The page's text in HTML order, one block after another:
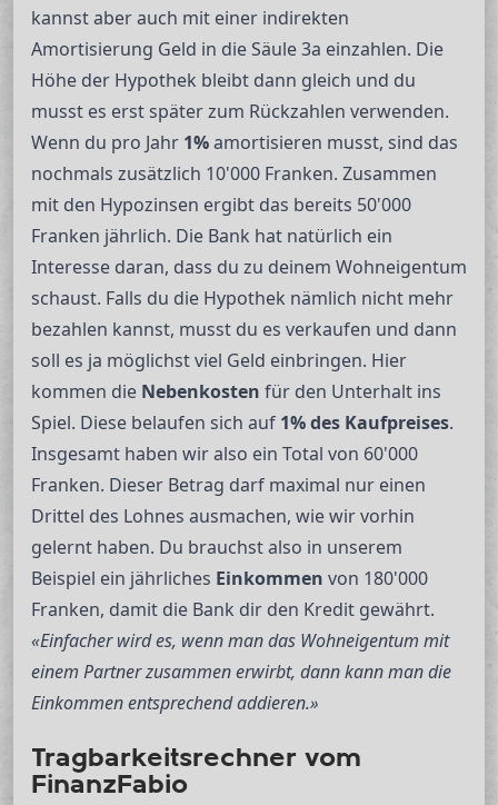
kannst aber auch mit einer indirekten
Amortisierung Geld in die Säule 3a einzahlen. Die
Höhe der Hypothek bleibt dann gleich und du
musst es erst später zum Rückzahlen verwenden.
Wenn du pro Jahr 1%amortisieren musst, sind das
nochmals zusätzlich 10'000 Franken. Zusammen
mit den Hypozinsen ergibt das bereits 50'000
Franken jährlich. Die Bank hat natürlich ein
Interesse daran, dass du zu deinem Wohneigentum
schaust. Falls du die Hypothek nämlich nicht mehr
bezahlen kannst, musst du es verkaufen und dann
soll es ja möglichst viel Geld einbringen. Hier
kommen die Nebenkosten für den Unterhalt ins
Spiel. Diese belaufen sich auf 1% des Kaufpreises.
Insgesamt haben wir also ein Total von 60'000
Franken. Dieser Betrag darf maximal nur einen
Drittel des Lohnes ausmachen, wie wir vorhin
gelernt haben. Du brauchst also in unserem
Beispiel ein jährliches Einkommen von 180'000
Franken, damit die Bank dir den Kredit gewährt.
«Einfacher wird es, wenn man das Wohneigentum mit
einem Partner zusammen erwirbt, dann kann man die
Einkommen entsprechend addieren.»
Tragbarkeitsrechner vom
FinanzFabio